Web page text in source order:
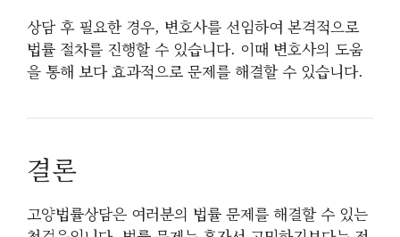
상담 후 필요한 경우, 변호사를 선임하여 본격적으로
법률 절차를 진행할 수 있습니다. 이때 변호사의 도움
을 통해 보다 효과적으로 문제를 해결할 수 있습니다.
결론
고양법률상담은 여러분의 법률 문제를 해결할 수 있는